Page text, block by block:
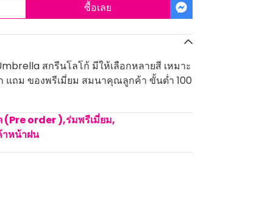
ซื้อเลย
สกรีนโลโก้ มีให้เลือกหลายสี เหมาะ
แถม ของพรีเมี่ยม สมนาคุณลูกค้า ขั้นต่ำ 100
(Pre order ),ร่มพรีเมี่ยม,
หน้าฝน